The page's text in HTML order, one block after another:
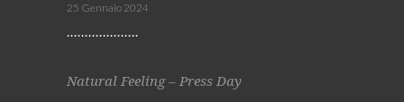
25 Gennaio 2024
Natural Feeling – Press Day